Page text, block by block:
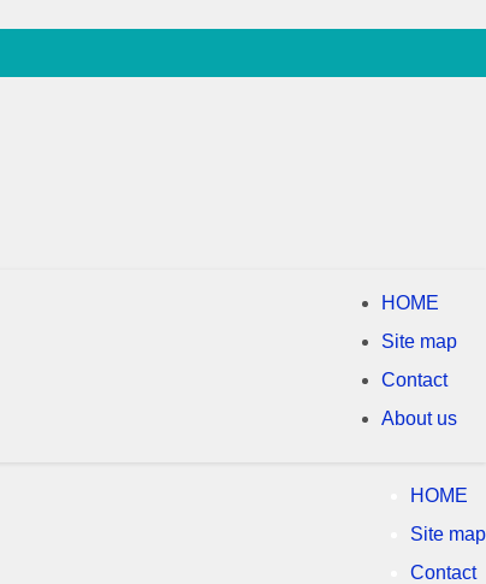
HOME
Site map
Contact
About us
HOME
Site map
Contact